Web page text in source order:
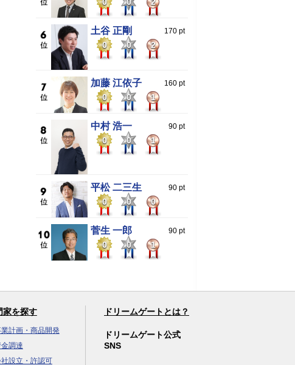
土谷 正剛 170 pt
0 0 2
加藤 江依子 160 pt
0 0 1
中村 浩一 90 pt
0 0 1
平松 二三生 90 pt
0 0 0
菅生 一郎 90 pt
0 0 1
家を探す
計画・商品開発
金調達
設立・許認可
ドリームゲートとは？
ドリームゲート公式
SNS